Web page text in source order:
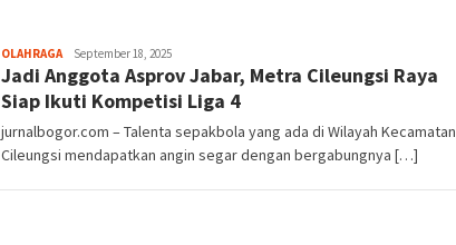
OLAHRAGAAga
Alamanda
September 18, 2025
Jadi Anggota Asprov Jabar, Metra Cileungsi Raya
Siap Ikuti Kompetisi Liga 4
jurnalbogor.com – Talenta sepakbola yang ada di Wilayah Kecamatan
Cileungsi mendapatkan angin segar dengan bergabungnya […]